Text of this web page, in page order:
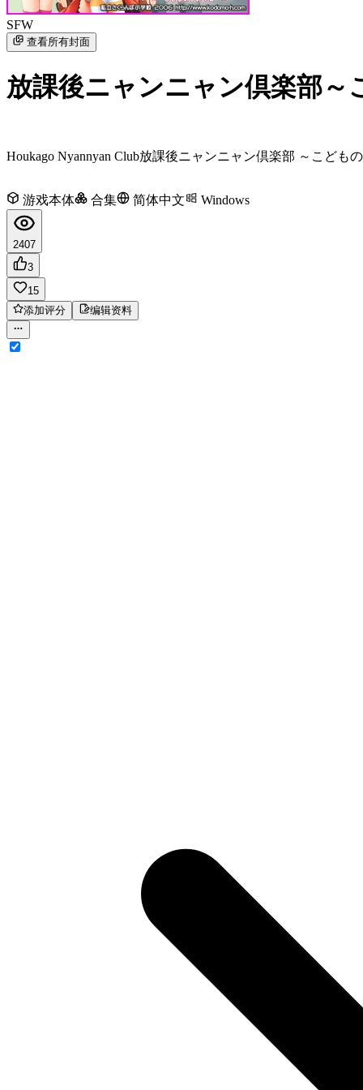
SFW
查看所有封面
放課後ニャンニャン倶楽部～
Houkago Nyannyan Club放課後ニャンニャン倶楽部 ～こども
游戏本体 合集 简体中文 Windows
2407
3
15
添加评分
编辑资料